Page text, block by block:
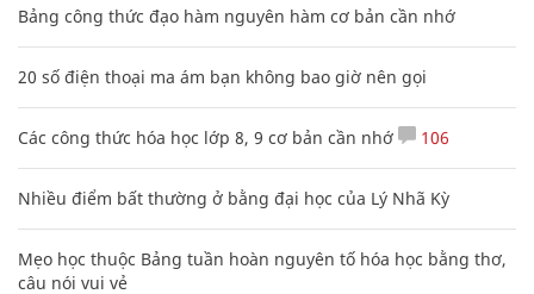
Bảng công thức đạo hàm nguyên hàm cơ bản cần nhớ
20 số điện thoại ma ám bạn không bao giờ nên gọi
Các công thức hóa học lớp 8, 9 cơ bản cần nhớ 106
Nhiều điểm bất thường ở bằng đại học của Lý Nhã Kỳ
Mẹo học thuộc Bảng tuần hoàn nguyên tố hóa học bằng thơ,
câu nói vui vẻ